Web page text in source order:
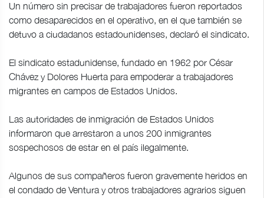
Un número sin precisar de trabajadores fueron reportados
como desaparecidos en el operativo, en el que también se
detuvo a ciudadanos estadounidenses, declaró el sindicato.
El sindicato estadunidense, fundado en 1962 por César
Chávez y Dolores Huerta para empoderar a trabajadores
migrantes en campos de Estados Unidos.
Las autoridades de inmigración de Estados Unidos
informaron que arrestaron a unos 200 inmigrantes
sospechosos de estar en el país ilegalmente.
Algunos de sus compañeros fueron gravemente heridos en
el condado de Ventura y otros trabajadores agrarios siguen